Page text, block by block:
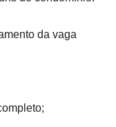
da vaga